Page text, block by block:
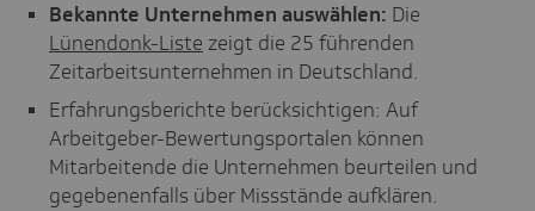
Bekannte Unternehmen auswählen: Die
Lünendonk-Liste zeigt die 25 führenden
Zeitarbeitsunternehmen in Deutschland.
Erfahrungsberichte berücksichtigen: Auf
Arbeitgeber-Bewertungsportalen können
Mitarbeitende die Unternehmen beurteilen und
gegebenenfalls über Missstände aufklären.